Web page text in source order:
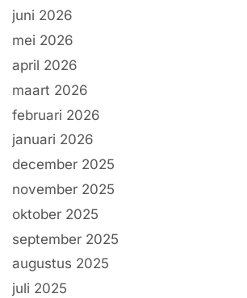
juni 2026
mei 2026
april 2026
maart 2026
februari 2026
januari 2026
december 2025
november 2025
oktober 2025
september 2025
augustus 2025
juli 2025